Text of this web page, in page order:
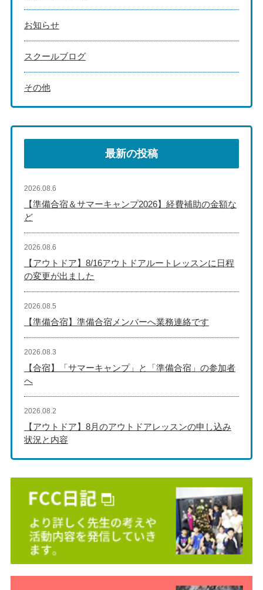
お知らせ
スクールブログ
その他
最新の投稿
【準備合宿＆サマーキャンプ2026】経費補助の金額な
ど
2026.08.6
【アウトドア】8/16アウトドアルートレッスンに日程
の変更が出ました
2026.08.6
【準備合宿】準備合宿メンバーへ業務連絡です
2026.08.5
【合宿】「サマーキャンプ」と「準備合宿」の参加者
へ
2026.08.3
【アウトドア】8月のアウトドアレッスンの申し込み
状況と内容
2026.08.2